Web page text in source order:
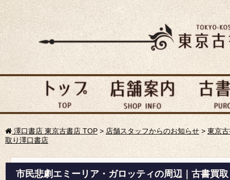
澤口書店 東京古書店 TOP > 店舗スタッフからのお知らせ> 東京
取り澤口書店
市民悲劇エミーリア・ガロッティの周辺｜古書買